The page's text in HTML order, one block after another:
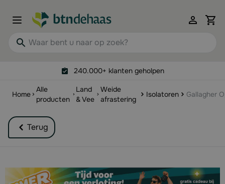
Waar bent u naar op zoek?
240.000+ klanten geholpen
Home
Alle
producten
Land
& Vee
Weide
afrastering
Isolatoren Gallagher
Terug